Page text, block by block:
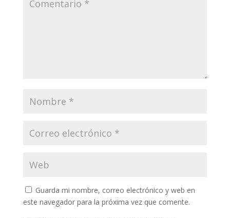
Guarda mi nombre, correo electrónico y web en
este navegador para la próxima vez que comente.